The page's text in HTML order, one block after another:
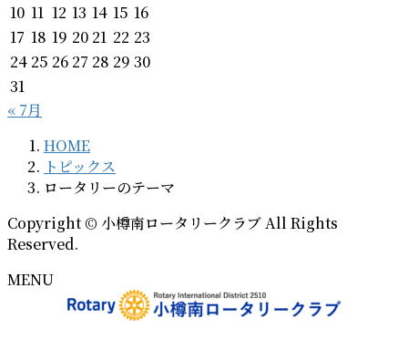
10 11 12 13 14 15 16
17 18 19 20 21 22 23
24 25 26 27 28 29 30
31
« 7月
HOME
トピックス
ロータリーのテーマ
Copyright © 小樽南ロータリークラブ All Rights
Reserved.
MENU